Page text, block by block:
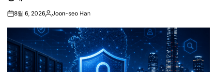
on8월 6, 2026Posted
Joon-seo Han